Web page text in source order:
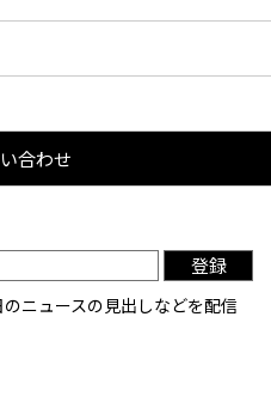
合わせ
登録
ニュースの見出しなどを配信